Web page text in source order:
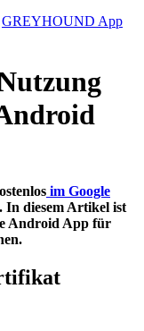
GREYHOUND App
im Google
In diesem Artikel ist
Android App für